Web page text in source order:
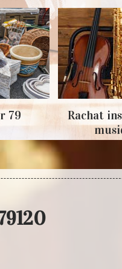
79
Rachat